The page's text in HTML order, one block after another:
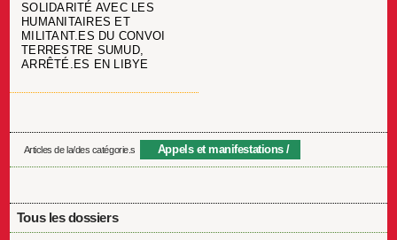
SOLIDARITÉ AVEC LES
HUMANITAIRES ET
MILITANT.ES DU CONVOI
TERRESTRE SUMUD,
ARRÊTÉ.ES EN LIBYE
Articles de la/des catégorie.s Appels et manifestations
Tous les dossiers